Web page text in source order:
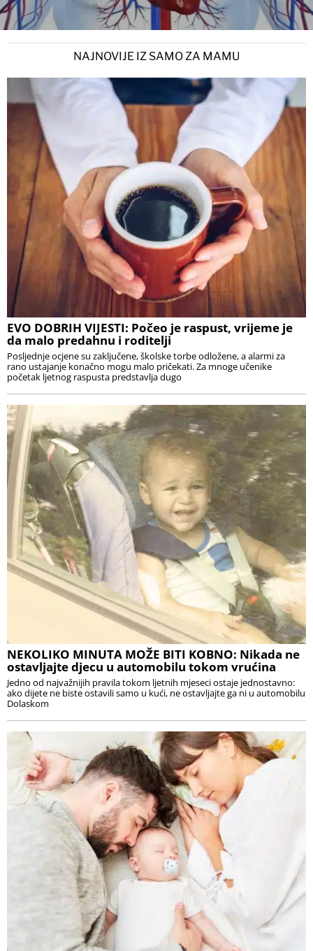
NAJNOVIJE IZ SAMO ZA MAMU
EVO DOBRIH VIJESTI: Počeo je raspust, vrijeme je
da malo predahnu i roditelji
Posljednje ocjene su zaključene, školske torbe odložene, a alarmi za
rano ustajanje konačno mogu malo pričekati. Za mnoge učenike
početak ljetnog raspusta predstavlja dugo
NEKOLIKO MINUTA MOŽE BITI KOBNO: Nikada ne
ostavljajte djecu u automobilu tokom vrućina
Jedno od najvažnijih pravila tokom ljetnih mjeseci ostaje jednostavno:
ako dijete ne biste ostavili samo u kući, ne ostavljajte ga ni u automobilu
Dolaskom